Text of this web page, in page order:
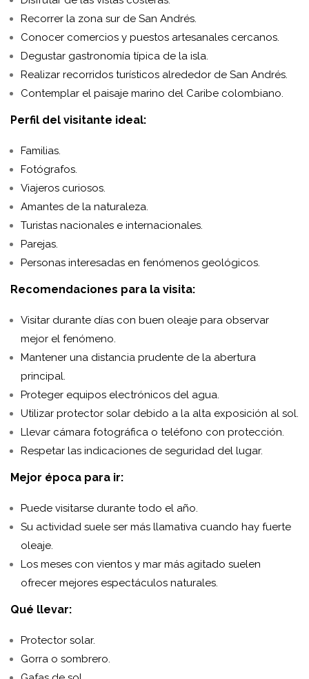
Recorrer la zona sur de San Andrés.
Conocer comercios y puestos artesanales cercanos.
Degustar gastronomía típica de la isla.
Realizar recorridos turísticos alrededor de San Andrés.
Contemplar el paisaje marino del Caribe colombiano.
Perfil del visitante ideal:
Familias.
Fotógrafos.
Viajeros curiosos.
Amantes de la naturaleza.
Turistas nacionales e internacionales.
Parejas.
Personas interesadas en fenómenos geológicos.
Recomendaciones para la visita:
Visitar durante días con buen oleaje para observar
mejor el fenómeno.
Mantener una distancia prudente de la abertura
principal.
Proteger equipos electrónicos del agua.
Utilizar protector solar debido a la alta exposición al sol.
Llevar cámara fotográfica o teléfono con protección.
Respetar las indicaciones de seguridad del lugar.
Mejor época para ir:
Puede visitarse durante todo el año.
Su actividad suele ser más llamativa cuando hay fuerte
oleaje.
Los meses con vientos y mar más agitado suelen
ofrecer mejores espectáculos naturales.
Qué llevar:
Protector solar.
Gorra o sombrero.